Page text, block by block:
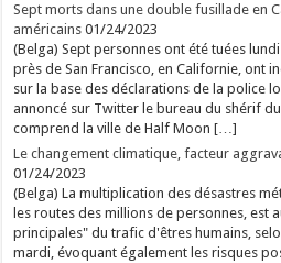
Festival 2026. ...
Qui est Jason Sudeikis, l'acteur qui se cache
la moustache de Ted Lasso ?
Pilier du "Saturday Night Live" pendant dix ans,
fait ses classes dans la meilleure école : celle de
l'improvisation. ...
Ecrit le 09/08
Sept morts dans une double fusillade en
américains 01/24/2023
(Belga) Sept personnes ont été tuées
près de San Francisco, en Californie, ont
sur la base des déclarations de la police
annoncé sur Twitter le bureau du shérif
comprend la ville de Half Moon […]
Le changement climatique, facteur
01/24/2023
(Belga) La multiplication des désastres
les routes des millions de personnes, est
principales" du trafic d'êtres humains,
mardi, évoquant également les risques